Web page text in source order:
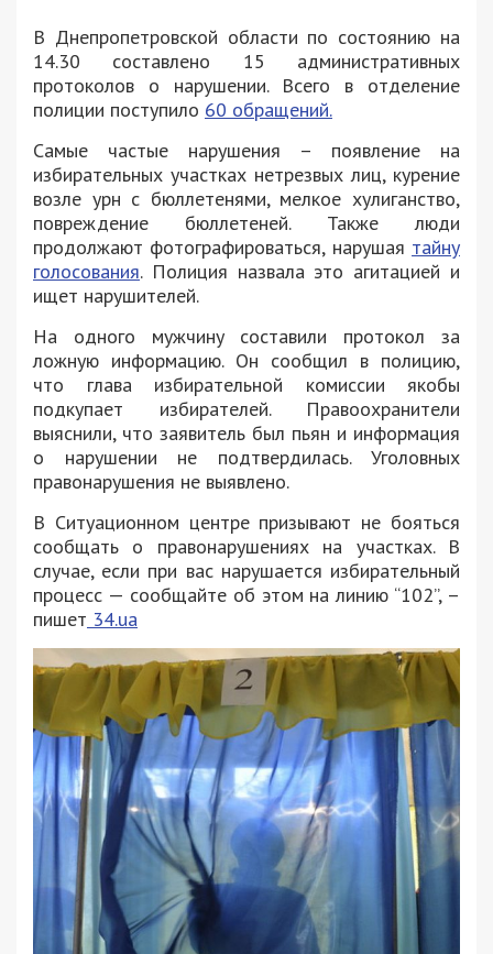
В Днепропетровской области по состоянию на
14.30 составлено 15 административных
протоколов о нарушении. Всего в отделение
полиции поступило 60 обращений.
Самые частые нарушения – появление на
избирательных участках нетрезвых лиц, курение
возле урн с бюллетенями, мелкое хулиганство,
повреждение бюллетеней. Также люди
продолжают фотографироваться, нарушая тайну
голосования. Полиция назвала это агитацией и
ищет нарушителей.
На одного мужчину составили протокол за
ложную информацию. Он сообщил в полицию,
что глава избирательной комиссии якобы
подкупает избирателей. Правоохранители
выяснили, что заявитель был пьян и информация
о нарушении не подтвердилась. Уголовных
правонарушения не выявлено.
В Ситуационном центре призывают не бояться
сообщать о правонарушениях на участках. В
случае, если при вас нарушается избирательный
процесс — сообщайте об этом на линию “102”, –
пишет 34.ua